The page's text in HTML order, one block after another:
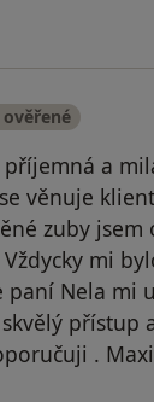
ověřené
příjemná a
věnuje
zuby jsem
mi
paní Nela mi
přístup
.